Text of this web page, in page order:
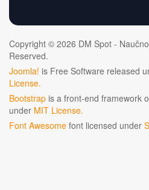
Copyright © 2026 DM Spot -
Reserved.
Joomla! is Free Software released
License.
Bootstrap is a front-end framework
under MIT License.
Font Awesome font licensed under